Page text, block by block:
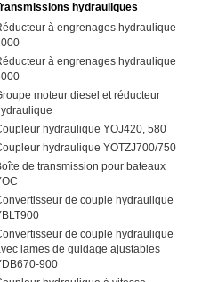
hydrauliques
à engrenages hydraulique
à engrenages hydraulique
moteur diesel et réducteur
hydraulique YOJ420, 580
hydraulique YOTZJ700/750
de transmission pour bateaux
de couple hydraulique
de couple hydraulique
lames de guidage ajustables
900